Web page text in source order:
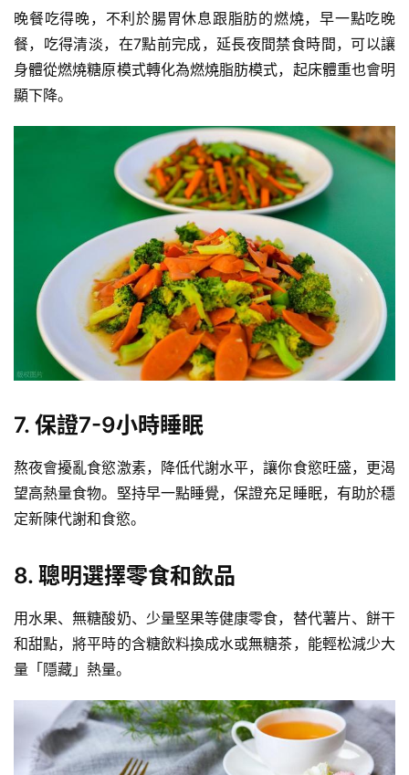
量
訓
練
增
肌
晚餐吃得晚，不利於腸胃休息跟脂肪的燃燒，早一點吃晚
餐，吃得清淡，在7點前完成，延長夜間禁食時間，可以讓
身體從燃燒糖原模式轉化為燃燒脂肪模式，起床體重也會明
顯下降。
7. 保證7-9小時睡眠
熬夜會擾亂食慾激素，降低代謝水平，讓你食慾旺盛，更渴
望高熱量食物。堅持早一點睡覺，保證充足睡眠，有助於穩
定新陳代謝和食慾。
8. 聰明選擇零食和飲品
用水果、無糖酸奶、少量堅果等健康零食，替代薯片、餅干
和甜點，將平時的含糖飲料換成水或無糖茶，能輕松減少大
量「隱藏」熱量。